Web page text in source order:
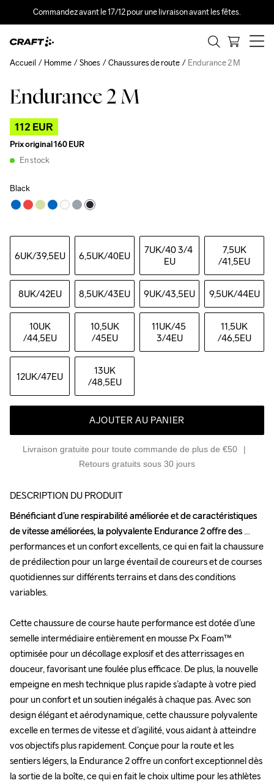
Commandez avant le 17/12 pour une livraison avant les fêtes.
Endurance 2 M
112 EUR
Prix original160 EUR
En stock
Black
6UK/39,5EU 6,5UK/40EU 7UK/40 3/4
EU
7,5UK
/41,5EU
8UK/42EU 8,5UK/43EU 9UK/43,5EU 9,5UK/44EU
10UK
/44,5EU
10,5UK
/45EU
11UK/45
3/4EU
11,5UK
/46,5EU
12UK/47EU
13UK
/48,5EU
AJOUTER AU PANIER
Livraison gratuite pour toute commande de plus de €50
Retours gratuits sous 30 jours
Accueil Homme Shoes Chaussures de route Endurance 2 M
Outlet
DESCRIPTION DU PRODUIT
Bénéficiant d’une respirabilité améliorée et de caractéristiques
de vitesse améliorées, la polyvalente Endurance 2 offre des
performances et un confort excellents, ce qui en fait la chaussure
de prédilection pour un large éventail de coureurs et de courses
quotidiennes sur différents terrains et dans des conditions
variables.
Cette chaussure de course haute performance est dotée d’une
semelle intermédiaire entièrement en mousse Px Foam™
optimisée pour un décollage explosif et des atterrissages en
douceur, favorisant une foulée plus efficace. De plus, la nouvelle
empeigne en mesh technique plus rapide s’adapte à votre pied
pour un confort et un soutien inégalés à chaque pas. Avec son
design élégant et aérodynamique, cette chaussure polyvalente
excelle en termes de vitesse et d’agilité, vous aidant à atteindre
vos objectifs plus rapidement. Conçue pour la route et les
sentiers légers, la Endurance 2 offre un confort exceptionnel dès
la sortie de la boîte, ce qui en fait le choix ultime pour les athlètes
Bénéficiant d’une respirabilité améliorée et de caractéristiques
de vitesse améliorées, la polyvalente Endurance 2 offre des
performances et un confort excellents, ce qui en fait la chaussure
de prédilection pour un large éventail de coureurs et de courses
quotidiennes sur différents terrains et dans des conditions
variables.
Cette chaussure de course haute performance est dotée d’une
semelle intermédiaire entièrement en mousse Px Foam™
optimisée pour un décollage explosif et des atterrissages en
douceur, favorisant une foulée plus efficace. De plus, la nouvelle
empeigne en mesh technique plus rapide s’adapte à votre pied
pour un confort et un soutien inégalés à chaque pas. Avec son
design élégant et aérodynamique, cette chaussure polyvalente
excelle en termes de vitesse et d’agilité, vous aidant à atteindre
vos objectifs plus rapidement. Conçue pour la route et les
sentiers légers, la Endurance 2 offre un confort exceptionnel dès
la sortie de la boîte, ce qui en fait le choix ultime pour les athlètes